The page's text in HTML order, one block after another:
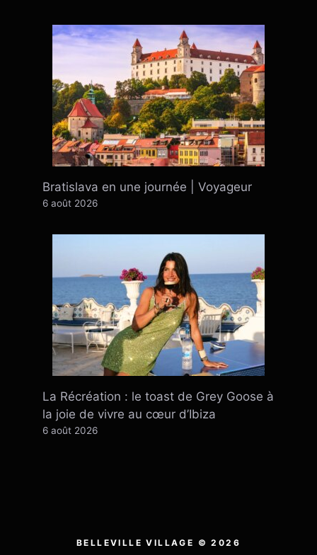
Bratislava en une journée | Voyageur
6 août 2026
La Récréation : le toast de Grey Goose à
la joie de vivre au cœur d’Ibiza
6 août 2026
BELLEVILLE VILLAGE © 2026